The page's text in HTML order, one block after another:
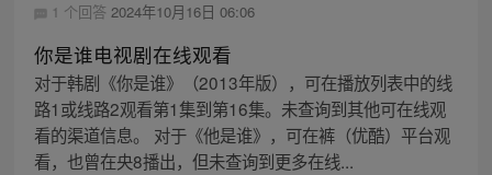
1 个回答 2024年10月16日 06:06
你是谁电视剧在线观看
对于韩剧《你是谁》（2013年版），可在播放列表中的线
路1或线路2观看第1集到第16集。未查询到其他可在线观
看的渠道信息。 对于《他是谁》，可在裤（优酷）平台观
看，也曾在央8播出，但未查询到更多在线...